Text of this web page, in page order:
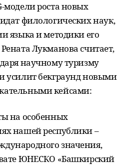
модели роста новых
филологических наук,
языка и методики его
Лукманова считает,
научному туризму
усилит бекграунд новыми
кейсами:
на особенных
нашей республики –
значения,
ЮНЕСКО «Башкирский